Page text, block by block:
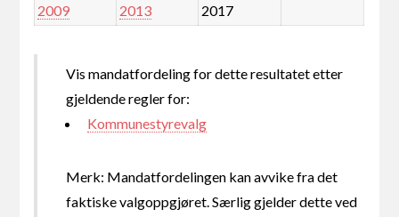
2009
2013 2017
Vis mandatfordeling for dette resultatet etter
gjeldende regler for:
Kommunestyrevalg
Merk: Mandatfordelingen kan avvike fra det
faktiske valgoppgjøret. Særlig gjelder dette ved